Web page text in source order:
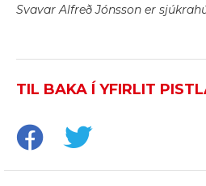
Svavar Alfreð Jónsson er
TIL BAKA Í YFIRLIT